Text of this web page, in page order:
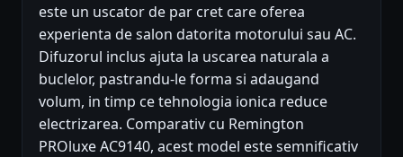
este un uscator de par cret care oferea
experienta de salon datorita motorului sau AC.
Difuzorul inclus ajuta la uscarea naturala a
buclelor, pastrandu-le forma si adaugand
volum, in timp ce tehnologia ionica reduce
electrizarea. Comparativ cu Remington
PROluxe AC9140, acest model este semnificativ